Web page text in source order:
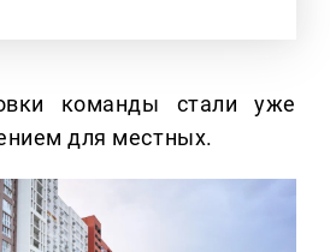
команды стали уже
для местных.